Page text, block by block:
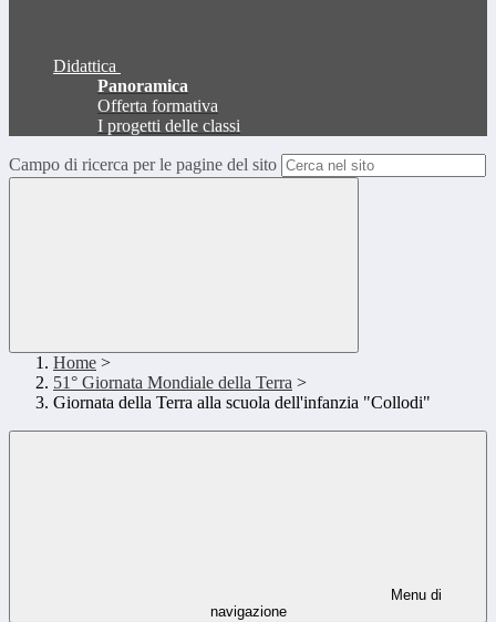
Didattica
Panoramica
Offerta formativa
I progetti delle classi
Campo di ricerca per le pagine del sito
Home >
51° Giornata Mondiale della Terra >
Giornata della Terra alla scuola dell'infanzia "Collodi"
Menu di
navigazione